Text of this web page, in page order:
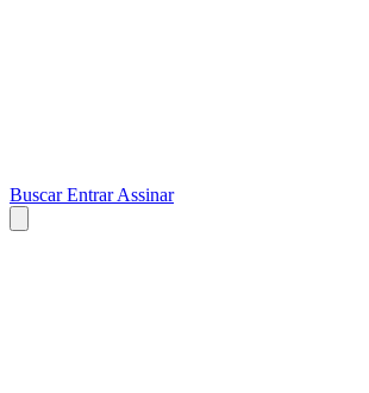
BuscarEntrarAssinar